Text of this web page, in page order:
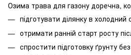
Озима трава для газону доречна,
підготувати ділянку в холодний
отримати ранній старт росту
спростити підготовку ґрунту